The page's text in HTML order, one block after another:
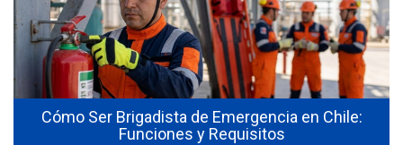
Cómo Ser Brigadista de Emergencia en Chile:
Funciones y Requisitos